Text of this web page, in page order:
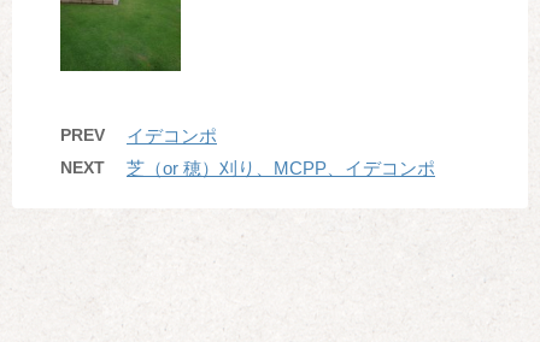
PREV イデコンポ
NEXT 芝（or 穂）刈り、MCPP、イデコンポ